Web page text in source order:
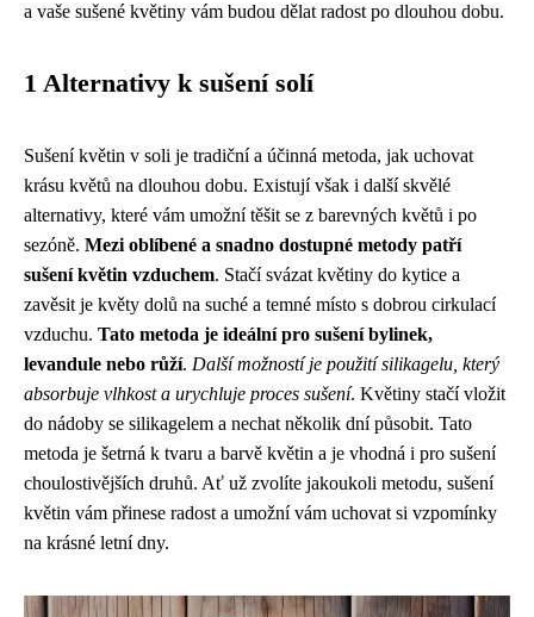
a vaše sušené květiny vám budou dělat radost po dlouhou dobu.
1 Alternativy k sušení solí
Sušení květin v soli je tradiční a účinná metoda, jak uchovat
krásu květů na dlouhou dobu. Existují však i další skvělé
alternativy, které vám umožní těšit se z barevných květů i po
sezóně. Mezi oblíbené a snadno dostupné metody patří
sušení květin vzduchem. Stačí svázat květiny do kytice a
zavěsit je květy dolů na suché a temné místo s dobrou cirkulací
vzduchu. Tato metoda je ideální pro sušení bylinek,
levandule nebo růží. Další možností je použití silikagelu, který
absorbuje vlhkost a urychluje proces sušení. Květiny stačí vložit
do nádoby se silikagelem a nechat několik dní působit. Tato
metoda je šetrná k tvaru a barvě květin a je vhodná i pro sušení
choulostivějších druhů. Ať už zvolíte jakoukoli metodu, sušení
květin vám přinese radost a umožní vám uchovat si vzpomínky
na krásné letní dny.